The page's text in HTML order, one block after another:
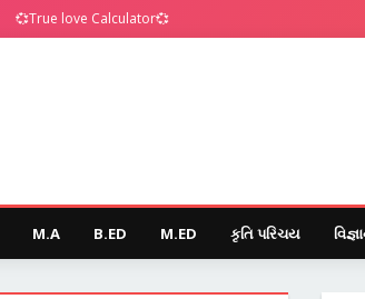
💞True love Calculator💞
M.A B.ED M.ED કૃતિ પરિચય